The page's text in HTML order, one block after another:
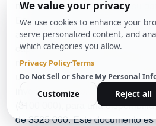
mensualmente, que detalla su
Enumera sus cuentas por cobrar
aplica las tasas de avance
capacidad de endeudamiento
mostraría $500 000 en cuentas
una tasa de anticipo del 85 %
inventario elegible con una tasa
($100 000), para una
de $525 000. Este documento